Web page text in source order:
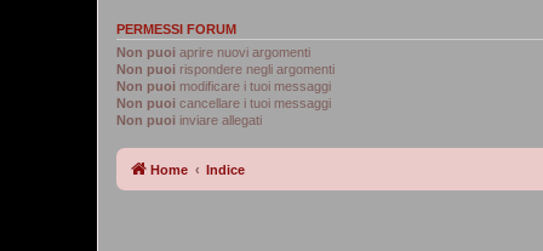
PERMESSI FORUM
Non puoi aprire nuovi argomenti
Non puoi rispondere negli argomenti
Non puoi modificare i tuoi messaggi
Non puoi cancellare i tuoi messaggi
Non puoi inviare allegati
Home Indice